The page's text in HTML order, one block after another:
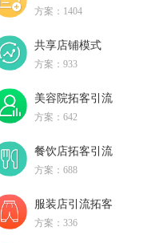
方案：1404
共享店铺模式
方案：933
美容院拓客引流
方案：642
餐饮店拓客引流
方案：688
服装店引流拓客
方案：336